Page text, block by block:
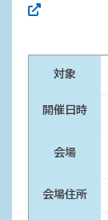
対象
開催日時
会場
会場住所